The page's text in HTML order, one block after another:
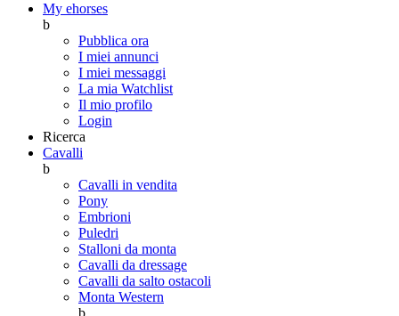
My ehorses
b
Pubblica ora
I miei annunci
I miei messaggi
La mia Watchlist
Il mio profilo
Login
Ricerca
Cavalli
b
Cavalli in vendita
Pony
Embrioni
Puledri
Stalloni da monta
Cavalli da dressage
Cavalli da salto ostacoli
Monta Western
b